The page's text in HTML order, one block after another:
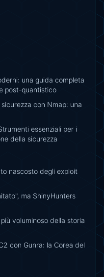
una guida completa
post-quantistico
con Nmap: una
essenziali per i
della sicurezza
nascosto degli exploit
ma ShinyHunters
voluminoso della storia
con Gunra: la Corea del